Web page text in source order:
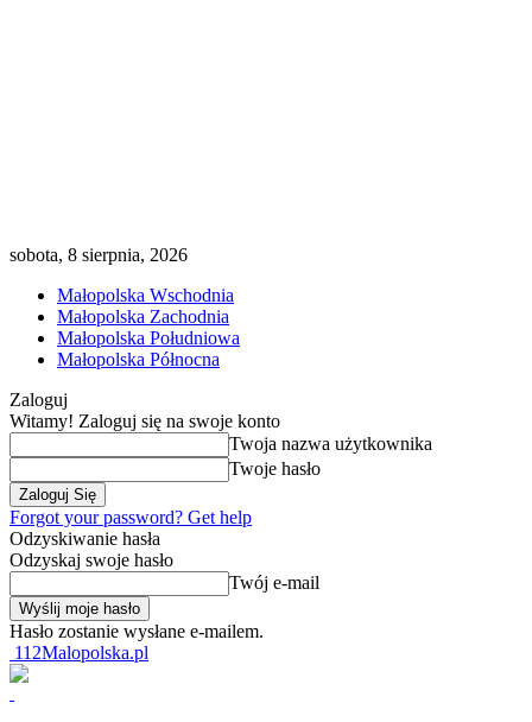
sobota, 8 sierpnia, 2026
Małopolska Wschodnia
Małopolska Zachodnia
Małopolska Południowa
Małopolska Północna
Zaloguj
Witamy! Zaloguj się na swoje konto
Twoja nazwa użytkownika
Twoje hasło
Forgot your password? Get help
Odzyskiwanie hasła
Odzyskaj swoje hasło
Twój e-mail
Hasło zostanie wysłane e-mailem.
112Malopolska.pl